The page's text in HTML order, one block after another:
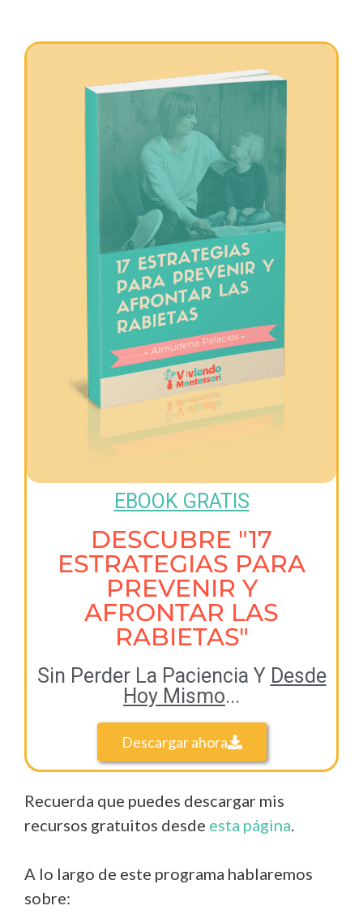
EBOOK GRATIS
DESCUBRE "17
ESTRATEGIAS PARA
PREVENIR Y
AFRONTAR LAS
RABIETAS"
Sin Perder La Paciencia Y Desde
Hoy Mismo...
Descargar ahora
Recuerda que puedes descargar mis
recursos gratuitos desde esta página.
A lo largo de este programa hablaremos
sobre: